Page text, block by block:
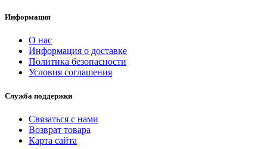
Информация
О нас
Информация о доставке
Политика безопасности
Условия соглашения
Служба поддержки
Связаться с нами
Возврат товара
Карта сайта